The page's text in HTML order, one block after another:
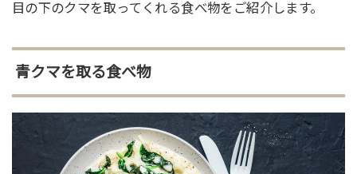
目の下のクマを取ってくれる食べ物をご紹介します。
青クマを取る食べ物